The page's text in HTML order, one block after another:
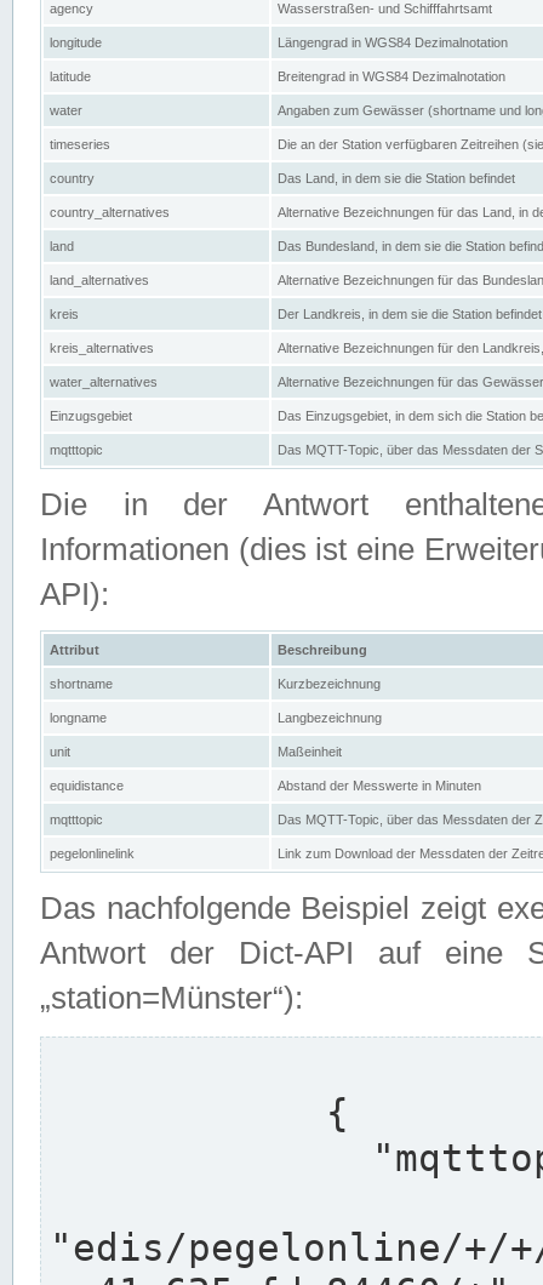
agency Wasserstraßen- und Schifffahrtsamt
longitude Längengrad in WGS84 Dezimalnotation
latitude Breitengrad in WGS84 Dezimalnotation
water Angaben zum Gewässer (shortname und
timeseries Die an der Station verfügbaren Zeitreihen
country Das Land, in dem sie die Station befindet
country_alternatives Alternative Bezeichnungen für das Land, in
land Das Bundesland, in dem sie die Station
land_alternatives Alternative Bezeichnungen für das
kreis Der Landkreis, in dem sie die Station befindet
kreis_alternatives Alternative Bezeichnungen für den
water_alternatives Alternative Bezeichnungen für das
Einzugsgebiet Das Einzugsgebiet, in dem sich die Station
mqtttopic Das MQTT-Topic, über das Messdaten der
Die in der Antwort
Informationen (dies ist eine
API):
Attribut Beschreibung
shortname Kurzbezeichnung
longname Langbezeichnung
unit Maßeinheit
equidistance Abstand der Messwerte in Minuten
mqtttopic Das MQTT-Topic, über das Messdaten der
pegelonlinelink Link zum Download der Messdaten der
Das nachfolgende Beispiel zeigt
Antwort der Dict-API auf eine
„station=Münster“):
"edis/pegelonline/+/